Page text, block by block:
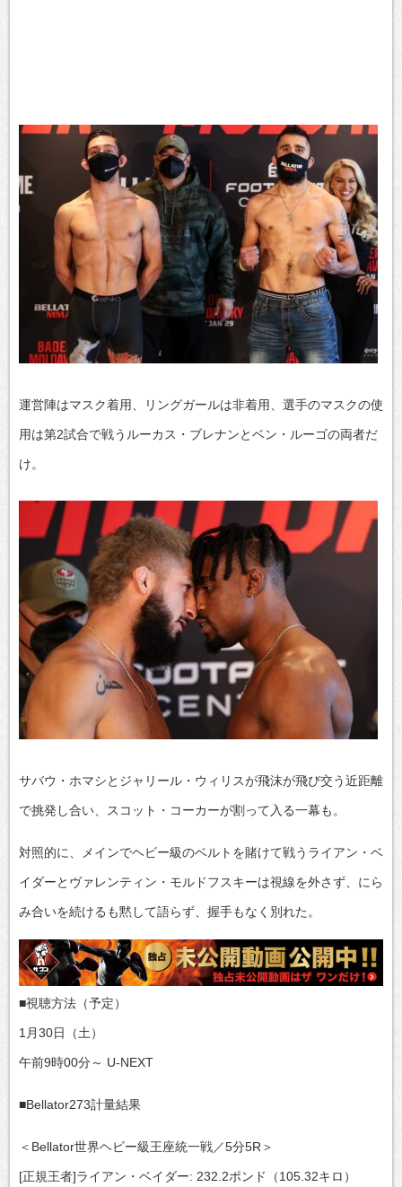
運営陣はマスク着用、リングガールは非着用、選手のマスクの使
用は第2試合で戦うルーカス・ブレナンとベン・ルーゴの両者だ
け。
サバウ・ホマシとジャリール・ウィリスが飛沫が飛び交う近距離
で挑発し合い、スコット・コーカーが割って入る一幕も。
対照的に、メインでヘビー級のベルトを賭けて戦うライアン・ベ
イダーとヴァレンティン・モルドフスキーは視線を外さず、にら
み合いを続けるも黙して語らず、握手もなく別れた。
■視聴方法（予定）
1月30日（土）
午前9時00分～ U-NEXT
■Bellator273計量結果
＜Bellator世界ヘビー級王座統一戦／5分5R＞
[正規王者]ライアン・ベイダー: 232.2ポンド（105.32キロ）